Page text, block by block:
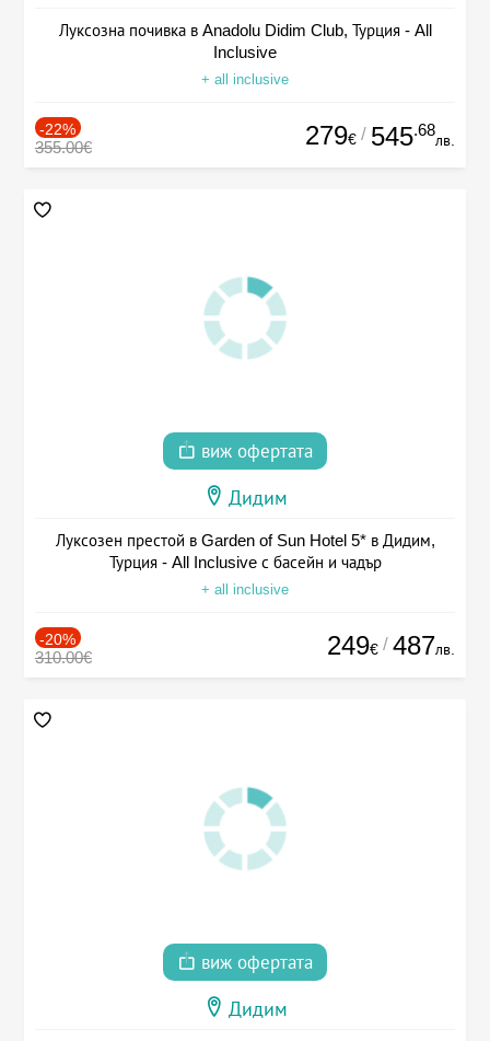
Луксозна почивка в Anadolu Didim Club, Турция - All
Inclusive
+ all inclusive
-22%
355.00€ 279€ / 545.68
лв.
виж офертата
Дидим
Луксозен престой в Garden of Sun Hotel 5* в Дидим,
Турция - All Inclusive с басейн и чадър
+ all inclusive
-20%
310.00€ 249€ / 487лв.
виж офертата
Дидим